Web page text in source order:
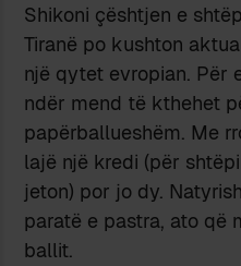
Shikoni çështjen e
Tiranë po kushton
një qytet evropian. Për
ndër mend të kthehet
papërballueshëm. Me
lajë një kredi (për
jeton) por jo dy.
paratë e pastra, ato që
ballit.